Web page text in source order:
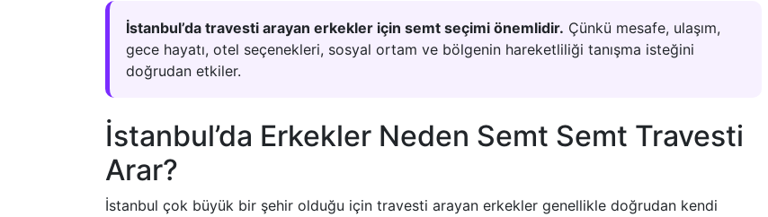
İstanbul’da travesti arayan erkekler için semt seçimi önemlidir. Çünkü mesafe, ulaşım,
gece hayatı, otel seçenekleri, sosyal ortam ve bölgenin hareketliliği tanışma isteğini
doğrudan etkiler.
İstanbul’da Erkekler Neden Semt Semt Travesti
Arar?
İstanbul çok büyük bir şehir olduğu için travesti arayan erkekler genellikle doğrudan kendi